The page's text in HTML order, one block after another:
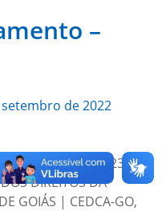
–
de 2022
GO / GESTÃO 2023-
DIREITOS DA
GOIÁS | CEDCA-GO,